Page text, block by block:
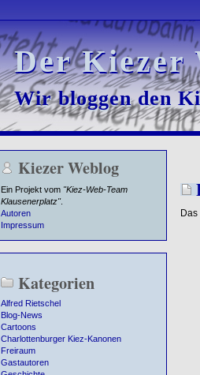
Der Kiezer
Der Kiezer
Wir bloggen den
Wir bloggen den
Kiezer Weblog
Ein Projekt vom "Kiez-Web-Team
Klausenerplatz".
Autoren
Impressum
Kategorien
Alfred Rietschel
Blog-News
Cartoons
Charlottenburger Kiez-Kanonen
Freiraum
Gastautoren
Das